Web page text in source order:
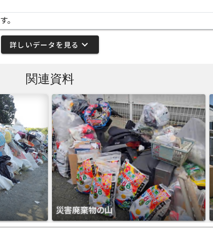
。
詳しいデータを見る expand_more
関連資料
災害廃棄物の山